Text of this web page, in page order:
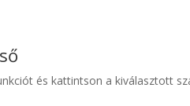
és kattintson a kiválasztott